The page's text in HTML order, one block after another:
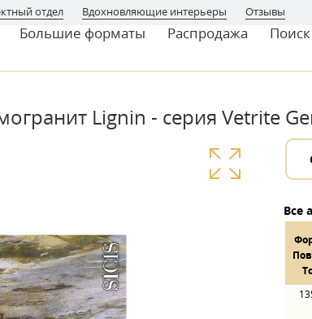
отдел Вдохновляющие интерьеры Отзывы
Большие форматы Распродажа Поиск
Lignin - серия Vetrite
Все
Пов